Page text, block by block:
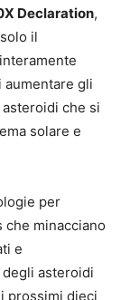
Declaration,
il
aumentare gli
che si
solare e
per
minacciano
e
asteroidi
prossimi dieci